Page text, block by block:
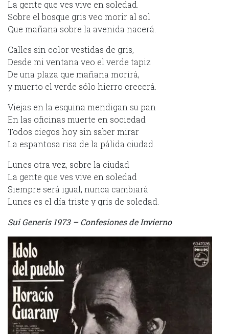
La gente que ves vive en soledad.
Sobre el bosque gris veo morir al sol
Que mañana sobre la avenida nacerá.
Calles sin color vestidas de gris,
Desde mi ventana veo el verde tapiz
De una plaza que mañana morirá,
y muerto el verde sólo hierro crecerá.
Viejas en la esquina mendigan su pan
En las oficinas muerte en sociedad
Todos ciegos hoy sin saber mirar
La espantosa risa de la pálida ciudad.
Lunes otra vez, sobre la ciudad
La gente que ves vive en soledad
Siempre será igual, nunca cambiará
Lunes es el día triste y gris de soledad.
Sui Generis 1973 – Confesiones de Invierno